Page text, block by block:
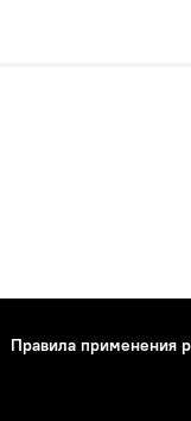
Правила применения